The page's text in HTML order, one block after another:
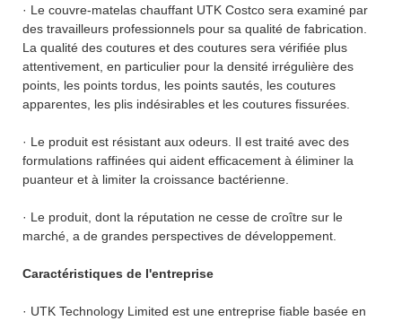
· Le couvre-matelas chauffant UTK Costco sera examiné par
des travailleurs professionnels pour sa qualité de fabrication.
La qualité des coutures et des coutures sera vérifiée plus
attentivement, en particulier pour la densité irrégulière des
points, les points tordus, les points sautés, les coutures
apparentes, les plis indésirables et les coutures fissurées.
· Le produit est résistant aux odeurs. Il est traité avec des
formulations raffinées qui aident efficacement à éliminer la
puanteur et à limiter la croissance bactérienne.
· Le produit, dont la réputation ne cesse de croître sur le
marché, a de grandes perspectives de développement.
Caractéristiques de l'entreprise
· UTK Technology Limited est une entreprise fiable basée en